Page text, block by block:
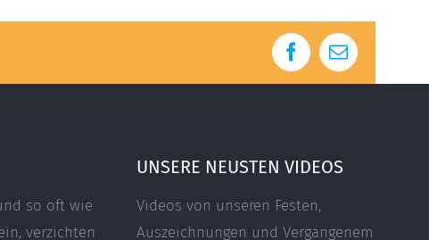
Facebook
E-
so oft wie
verzichten
UNSERE NEUSTEN VIDEOS
Videos von unseren Festen,
Auszeichnungen und Vergangenem